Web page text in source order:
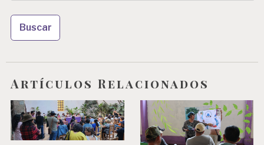
d
e
t
r
a
Artículos Relacionados